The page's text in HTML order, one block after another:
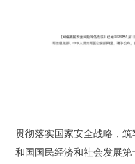
贯彻落实国家安全战略，
和国国民经济和社会发展